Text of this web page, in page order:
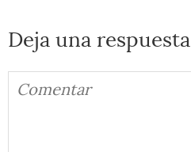
Deja una respuesta